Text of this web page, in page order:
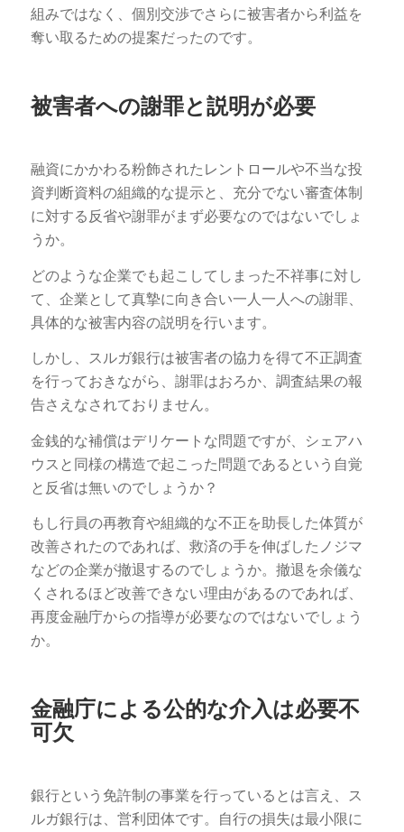
組みではなく、個別交渉でさらに被害者から利益を
奪い取るための提案だったのです。
被害者への謝罪と説明が必要
融資にかかわる粉飾されたレントロールや不当な投
資判断資料の組織的な提示と、充分でない審査体制
に対する反省や謝罪がまず必要なのではないでしょ
うか。
どのような企業でも起こしてしまった不祥事に対し
て、企業として真摯に向き合い一人一人への謝罪、
具体的な被害内容の説明を行います。
しかし、スルガ銀行は被害者の協力を得て不正調査
を行っておきながら、謝罪はおろか、調査結果の報
告さえなされておりません。
金銭的な補償はデリケートな問題ですが、シェアハ
ウスと同様の構造で起こった問題であるという自覚
と反省は無いのでしょうか？
もし行員の再教育や組織的な不正を助長した体質が
改善されたのであれば、救済の手を伸ばしたノジマ
などの企業が撤退するのでしょうか。撤退を余儀な
くされるほど改善できない理由があるのであれば、
再度金融庁からの指導が必要なのではないでしょう
か。
金融庁による公的な介入は必要不
可欠
銀行という免許制の事業を行っているとは言え、ス
ルガ銀行は、営利団体です。自行の損失は最小限に